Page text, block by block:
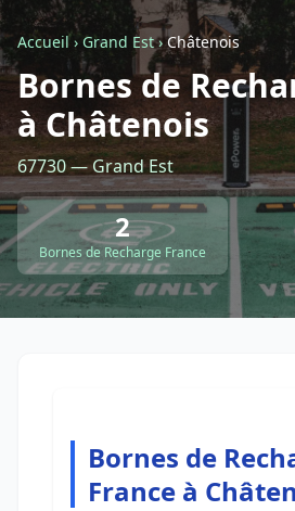
Retour à la
CGU-Confidentialité-
Accueil› Grand Est›Châtenois
Bornes de
à Châtenois
67730 — Grand Est
2
Bornes de Recharge France
Bornes de
France à